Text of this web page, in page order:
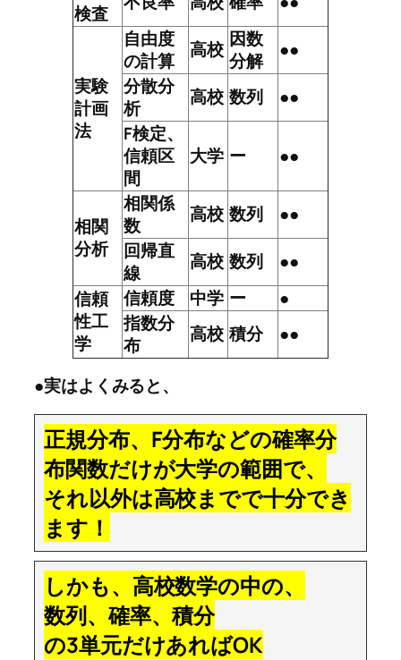
検査
実験
計画
法
自由度
の計算
高校 因数
分解
●●
分散分
析
高校 数列
●●
F検定、
信頼区
間
大学 ー ●●
相関
分析
相関係
数
高校 数列
●●
回帰直
線
高校 数列
●●
信頼
性工
学
信頼度 中学 ー
●
指数分
布
高校 積分 ●●
●実はよくみると、
正規分布、F分布などの確率分
布関数だけが大学の範囲で、
それ以外は高校までで十分でき
ます！
しかも、高校数学の中の、
数列、確率、積分
の3単元だけあればOK